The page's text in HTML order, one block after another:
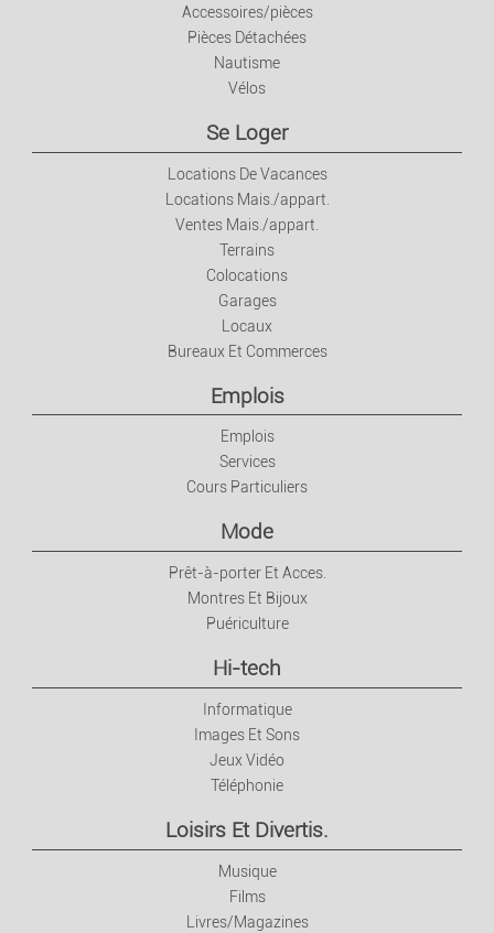
Accessoires/pièces
Pièces Détachées
Nautisme
Vélos
Se Loger
Locations De Vacances
Locations Mais./appart.
Ventes Mais./appart.
Terrains
Colocations
Garages
Locaux
Bureaux Et Commerces
Emplois
Emplois
Services
Cours Particuliers
Mode
Prêt-à-porter Et Acces.
Montres Et Bijoux
Puériculture
Hi-tech
Informatique
Images Et Sons
Jeux Vidéo
Téléphonie
Loisirs Et Divertis.
Musique
Films
Livres/Magazines